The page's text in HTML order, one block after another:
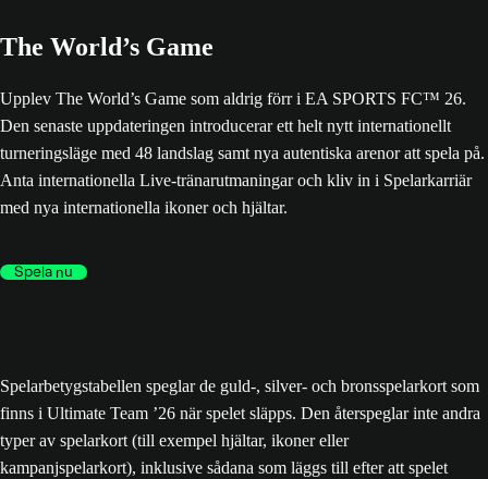
The World’s Game
Upplev The World’s Game som aldrig förr i EA SPORTS FC™ 26.
Den senaste uppdateringen introducerar ett helt nytt internationellt
turneringsläge med 48 landslag samt nya autentiska arenor att spela på.
Anta internationella Live-tränarutmaningar och kliv in i Spelarkarriär
med nya internationella ikoner och hjältar.
Spela nu
Spelarbetygstabellen speglar de guld-, silver- och bronsspelarkort som
finns i Ultimate Team ’26 när spelet släpps. Den återspeglar inte andra
typer av spelarkort (till exempel hjältar, ikoner eller
kampanjspelarkort), inklusive sådana som läggs till efter att spelet